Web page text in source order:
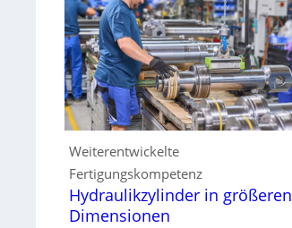
Weiterentwickelte
Fertigungskompetenz
Hydraulikzylinder in größeren
Dimensionen